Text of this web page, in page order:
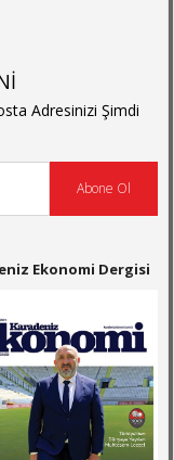
Adresinizi Şimdi
Abone Ol
Ekonomi Dergisi